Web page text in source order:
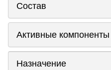
Состав
Активные компоненты
Назначение